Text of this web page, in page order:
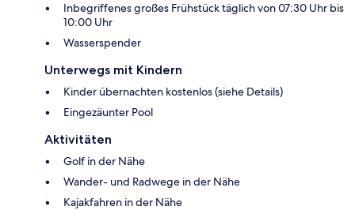
Inbegriffenes großes Frühstück täglich von 07:30 Uhr bis
10:00 Uhr
Wasserspender
Unterwegs mit Kindern
Kinder übernachten kostenlos (siehe Details)
Eingezäunter Pool
Aktivitäten
Golf in der Nähe
Wander- und Radwege in der Nähe
Kajakfahren in der Nähe